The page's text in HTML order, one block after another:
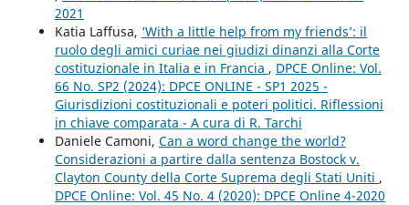
2021
Katia Laffusa, ‘With a little help from my friends’: il
ruolo degli amici curiae nei giudizi dinanzi alla Corte
costituzionale in Italia e in Francia , DPCE Online: Vol.
66 No. SP2 (2024): DPCE ONLINE - SP1 2025 -
Giurisdizioni costituzionali e poteri politici. Riflessioni
in chiave comparata - A cura di R. Tarchi
Daniele Camoni, Can a word change the world?
Considerazioni a partire dalla sentenza Bostock v.
Clayton County della Corte Suprema degli Stati Uniti ,
DPCE Online: Vol. 45 No. 4 (2020): DPCE Online 4-2020